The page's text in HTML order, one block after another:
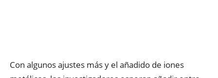
Con algunos ajustes más y el añadido de iones